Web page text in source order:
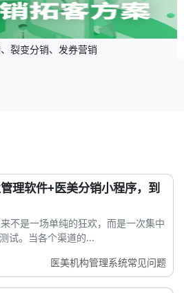
裂变分销、发券营销
理软件+医美分销小程序，到
不是一场单纯的狂欢，而是一次集中
试。当各个渠道的...
医美机构管理系统常见问题